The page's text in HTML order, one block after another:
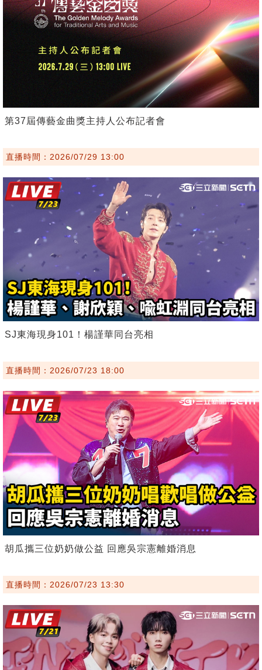
第37屆傳藝金曲獎主持人公布記者會
直播時間：2026/07/29 13:00
SJ東海現身101！楊謹華同台亮相
直播時間：2026/07/23 18:00
胡瓜攜三位奶奶做公益 回應吳宗憲離婚消息
直播時間：2026/07/23 13:30